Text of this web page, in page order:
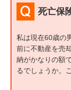
死亡保
私は現在60歳の
前に不動産を売
納がかなりの額
るでしょうか。